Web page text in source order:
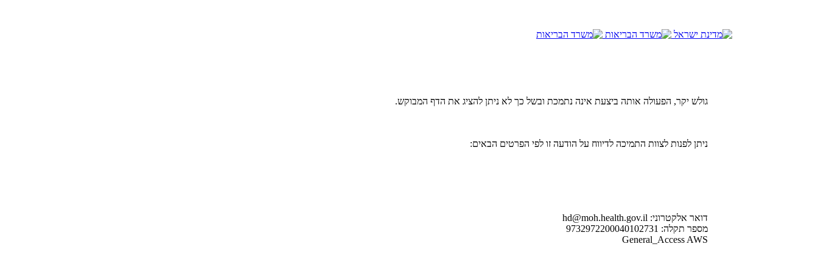
גולש יקר, הפעולה אותה ביצעת אינה נתמכת ובשל כך לא ניתן להציג את הדף המבוקש.
ניתן לפנות לצוות התמיכה לדיווח על הודעה זו לפי הפרטים הבאים:
דואר אלקטרוני: hd@moh.health.gov.il
מספר תקלה: 9732972200040102731
General_Access AWS